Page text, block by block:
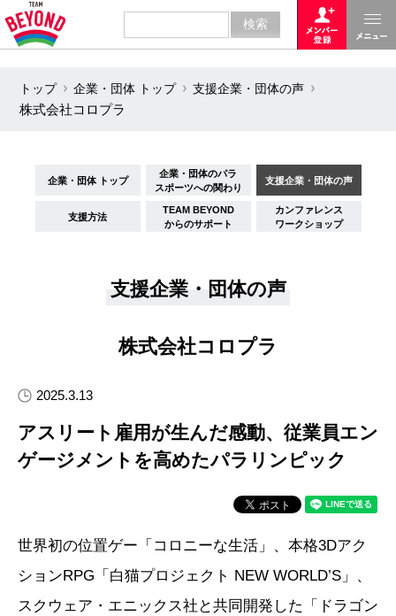
トップ 企業・団体 トップ
支援企業・団体の声
株式会社コロプラ
企業・団体 トップ
企業・団体のパラ
スポーツへの関わり
支援企業・団体の声
支援方法
TEAM BEYOND
からのサポート
カンファレンス
ワークショップ
支援企業・団体の声
株式会社コロプラ
2025.3.13
アスリート雇用が生んだ感動、従業員エン
ゲージメントを高めたパラリンピック
世界初の位置ゲー「コロニーな生活」、本格3Dアク
ションRPG「白猫プロジェクト NEW WORLD’S」、
スクウェア・エニックス社と共同開発した「ドラゴン